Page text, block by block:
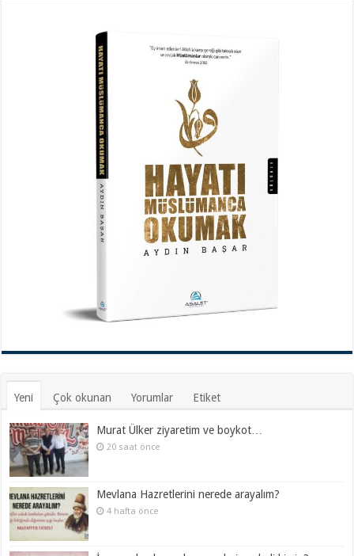
Yeni Çok okunan Yorumlar Etiket
Murat Ülker ziyaretim ve boykot…
20 saat önce
Mevlana Hazretlerini nerede arayalım?
4 hafta önce